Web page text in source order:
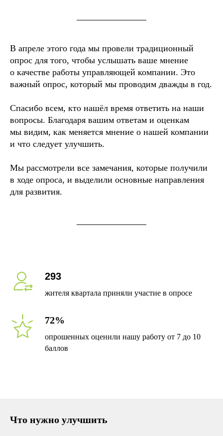
В апреле этого года мы провели традиционный
опрос для того, чтобы услышать ваше мнение
о качестве работы управляющей компании. Это
важный опрос, который мы проводим дважды в год.
Спасибо всем, кто нашёл время ответить на наши
вопросы. Благодаря вашим ответам и оценкам
мы видим, как меняется мнение о нашей компании
и что следует улучшить.
Мы рассмотрели все замечания, которые получили
в ходе опроса, и выделили основные направления
для развития.
293
жителя квартала приняли участие в опросе
72%
опрошенных оценили нашу работу от 7 до 10
баллов
Что нужно улучшить